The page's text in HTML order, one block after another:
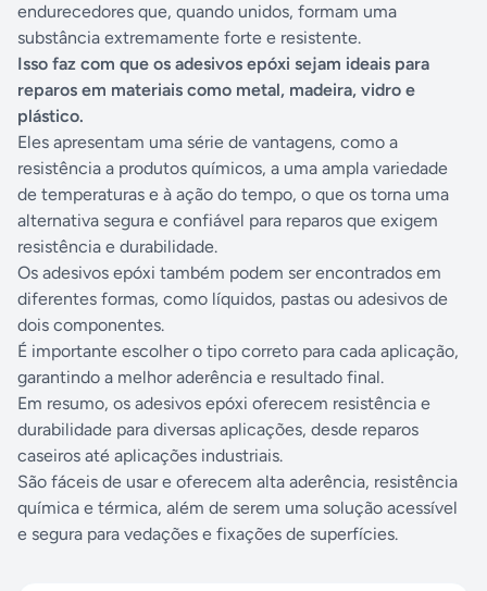
endurecedores que, quando unidos, formam uma
substância extremamente forte e resistente.
Isso faz com que os adesivos epóxi sejam ideais para
reparos em materiais como metal, madeira, vidro e
plástico.
Eles apresentam uma série de vantagens, como a
resistência a produtos químicos, a uma ampla variedade
de temperaturas e à ação do tempo, o que os torna uma
alternativa segura e confiável para reparos que exigem
resistência e durabilidade.
Os adesivos epóxi também podem ser encontrados em
diferentes formas, como líquidos, pastas ou adesivos de
dois componentes.
É importante escolher o tipo correto para cada aplicação,
garantindo a melhor aderência e resultado final.
Em resumo, os adesivos epóxi oferecem resistência e
durabilidade para diversas aplicações, desde reparos
caseiros até aplicações industriais.
São fáceis de usar e oferecem alta aderência, resistência
química e térmica, além de serem uma solução acessível
e segura para vedações e fixações de superfícies.